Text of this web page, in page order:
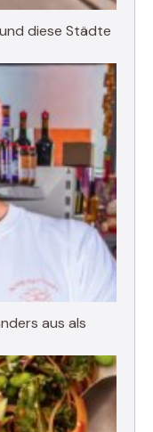
diese Städte
aus als